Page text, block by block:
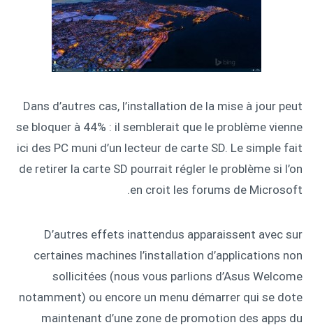
Dans d’autres cas, l’installation de la mise à jour peut
se bloquer à 44% : il semblerait que le problème vienne
ici des PC muni d’un lecteur de carte SD. Le simple fait
de retirer la carte SD pourrait régler le problème si l’on
en croit les forums de Microsoft.
D’autres effets inattendus apparaissent avec sur
certaines machines l’installation d’applications non
sollicitées (nous vous parlions d’Asus Welcome
notamment) ou encore un menu démarrer qui se dote
maintenant d’une zone de promotion des apps du